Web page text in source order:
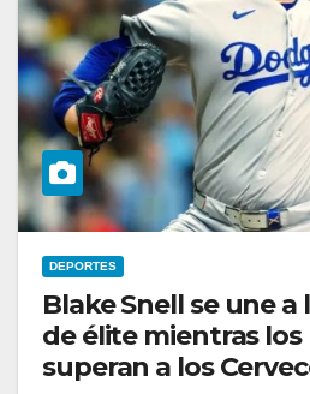
DEPORTES
Blake Snell se une
de élite mientras los
superan a los